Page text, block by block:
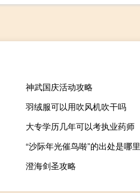
神武国庆活动攻略
羽绒服可以用吹风机吹干吗
大专学历几年可以考执业药师
“沙际年光催鸟啭”的出处是哪里
澄海剑圣攻略